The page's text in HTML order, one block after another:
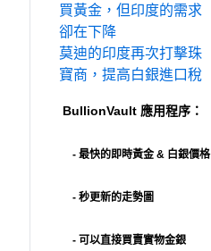
買黃金，但印度的需求
卻在下降
莫迪的印度再次打擊珠
寶商，提高白銀進口稅
BullionVault 應用程序：
- 最快的即時黃金 & 白銀價格
- 秒更新的走勢圖
- 可以直接買賣實物金銀